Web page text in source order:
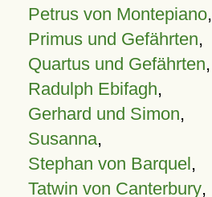
Petrus von Montepiano,
Primus und Gefährten,
Quartus und Gefährten,
Radulph Ebifagh,
Gerhard und Simon,
Susanna,
Stephan von Barquel,
Tatwin von Canterbury,